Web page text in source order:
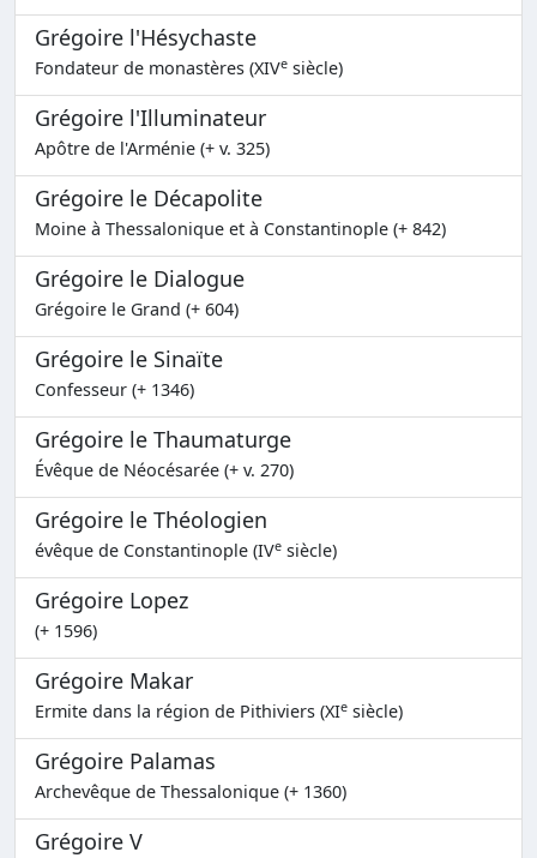
Grégoire l'Hésychaste
Fondateur de monastères (XIVe siècle)
Grégoire l'Illuminateur
Apôtre de l'Arménie (+ v. 325)
Grégoire le Décapolite
Moine à Thessalonique et à Constantinople (+ 842)
Grégoire le Dialogue
Grégoire le Grand (+ 604)
Grégoire le Sinaïte
Confesseur (+ 1346)
Grégoire le Thaumaturge
Évêque de Néocésarée (+ v. 270)
Grégoire le Théologien
évêque de Constantinople (IVe siècle)
Grégoire Lopez
(+ 1596)
Grégoire Makar
Ermite dans la région de Pithiviers (XIe siècle)
Grégoire Palamas
Archevêque de Thessalonique (+ 1360)
Grégoire V